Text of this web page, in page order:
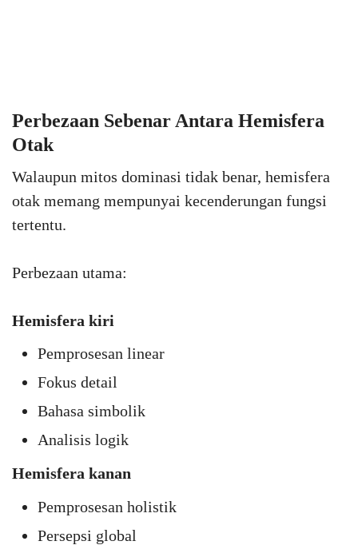
Perbezaan Sebenar Antara Hemisfera
Otak
Walaupun mitos dominasi tidak benar, hemisfera
otak memang mempunyai kecenderungan fungsi
tertentu.
Perbezaan utama:
Hemisfera kiri
Pemprosesan linear
Fokus detail
Bahasa simbolik
Analisis logik
Hemisfera kanan
Pemprosesan holistik
Persepsi global